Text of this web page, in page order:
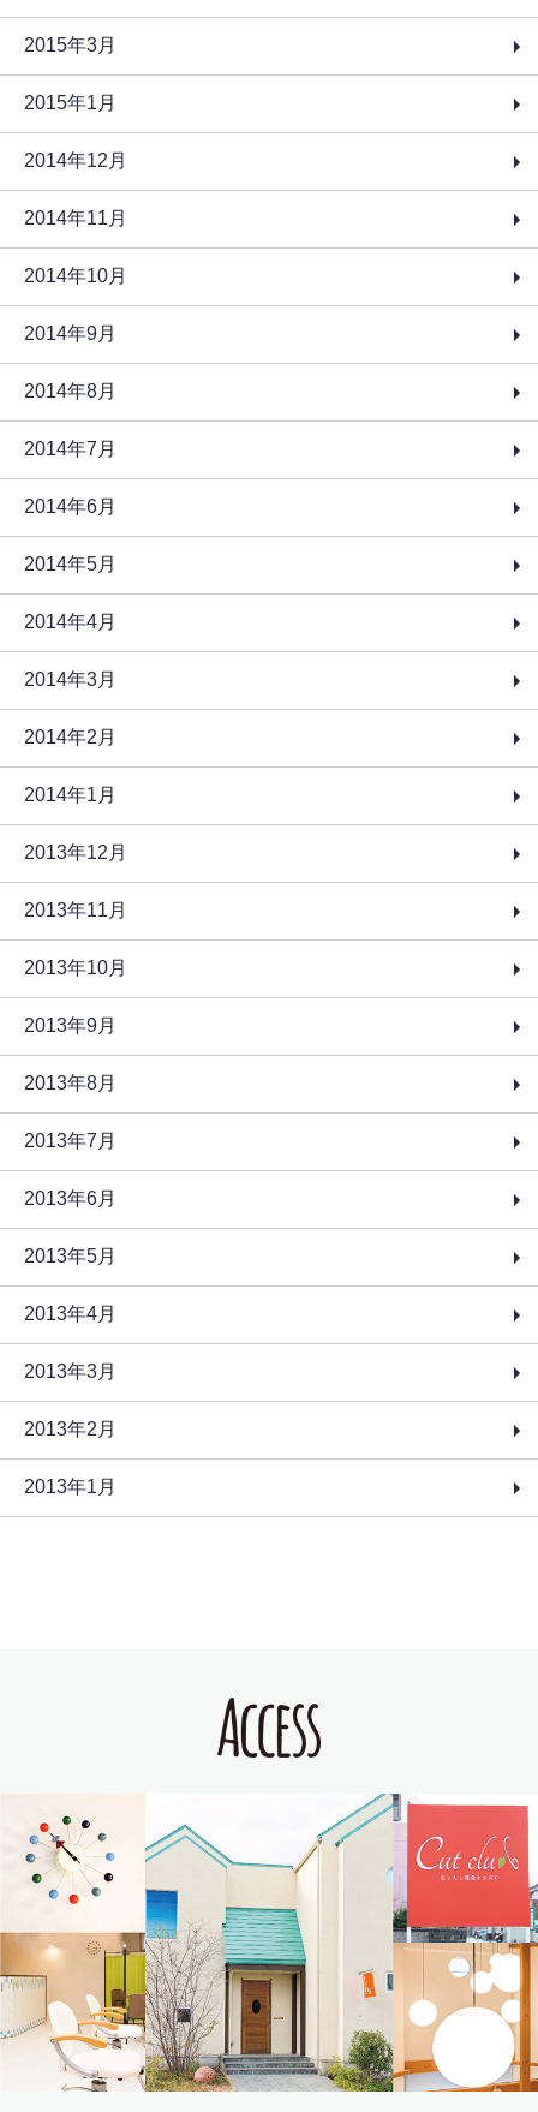
2015年3月
2015年1月
2014年12月
2014年11月
2014年10月
2014年9月
2014年8月
2014年7月
2014年6月
2014年5月
2014年4月
2014年3月
2014年2月
2014年1月
2013年12月
2013年11月
2013年10月
2013年9月
2013年8月
2013年7月
2013年6月
2013年5月
2013年4月
2013年3月
2013年2月
2013年1月